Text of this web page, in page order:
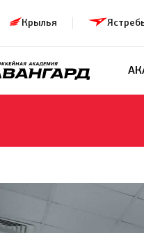
Крылья